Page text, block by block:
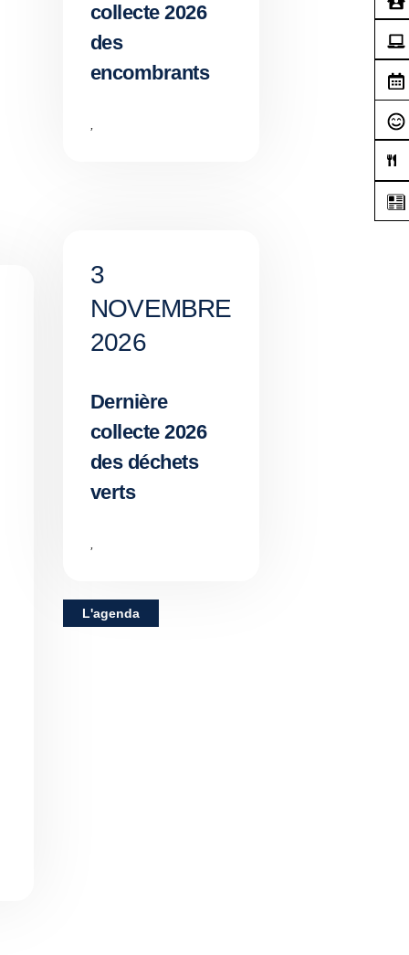
collecte 2026
des
encombrants
,
3
NOVEMBRE
2026
Dernière
collecte 2026
des déchets
verts
,
L'agenda